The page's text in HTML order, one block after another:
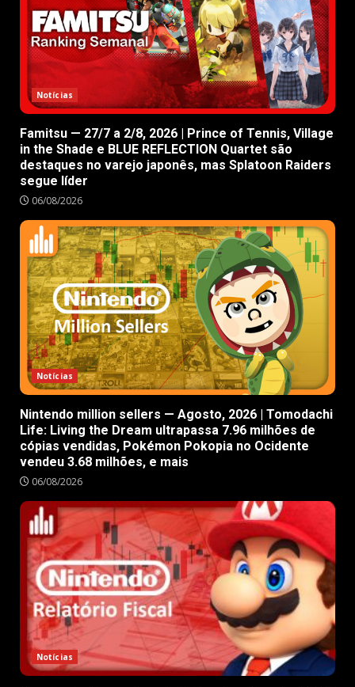
Notícias
Famitsu — 27/7 a 2/8, 2026 | Prince of Tennis, Village
in the Shade e BLUE REFLECTION Quartet são
destaques no varejo japonês, mas Splatoon Raiders
segue líder
06/08/2026
Notícias
Nintendo million sellers — Agosto, 2026 | Tomodachi
Life: Living the Dream ultrapassa 7.96 milhões de
cópias vendidas, Pokémon Pokopia no Ocidente
vendeu 3.68 milhões, e mais
06/08/2026
Notícias